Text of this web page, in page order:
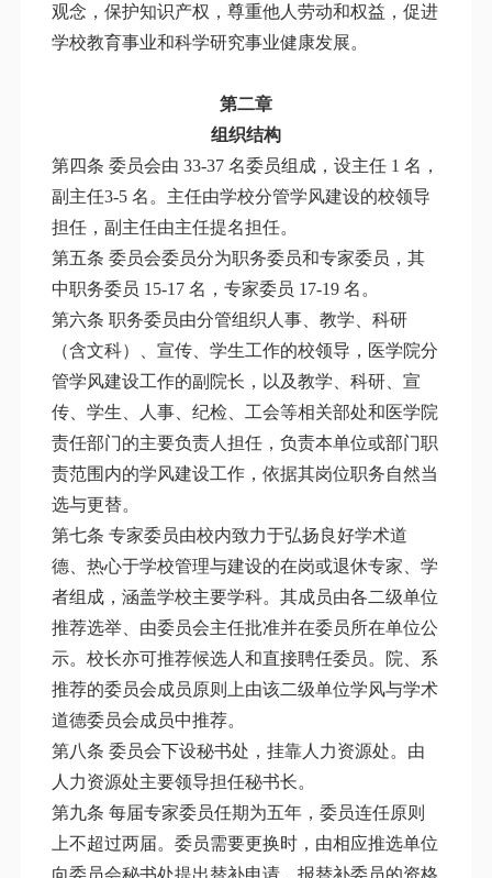
观念，保护知识产权，尊重他人劳动和权益，促进
学校教育事业和科学研究事业健康发展。
第二章
组织结构
第四条 委员会由 33-37 名委员组成，设主任 1 名，
副主任3-5 名。主任由学校分管学风建设的校领导
担任，副主任由主任提名担任。
第五条 委员会委员分为职务委员和专家委员，其
中职务委员 15-17 名，专家委员 17-19 名。
第六条 职务委员由分管组织人事、教学、科研
（含文科）、宣传、学生工作的校领导，医学院分
管学风建设工作的副院长，以及教学、科研、宣
传、学生、人事、纪检、工会等相关部处和医学院
责任部门的主要负责人担任，负责本单位或部门职
责范围内的学风建设工作，依据其岗位职务自然当
选与更替。
第七条 专家委员由校内致力于弘扬良好学术道
德、热心于学校管理与建设的在岗或退休专家、学
者组成，涵盖学校主要学科。其成员由各二级单位
推荐选举、由委员会主任批准并在委员所在单位公
示。校长亦可推荐候选人和直接聘任委员。院、系
推荐的委员会成员原则上由该二级单位学风与学术
道德委员会成员中推荐。
第八条 委员会下设秘书处，挂靠人力资源处。由
人力资源处主要领导担任秘书长。
第九条 每届专家委员任期为五年，委员连任原则
上不超过两届。委员需要更换时，由相应推选单位
向委员会秘书处提出替补申请，报替补委员的资格